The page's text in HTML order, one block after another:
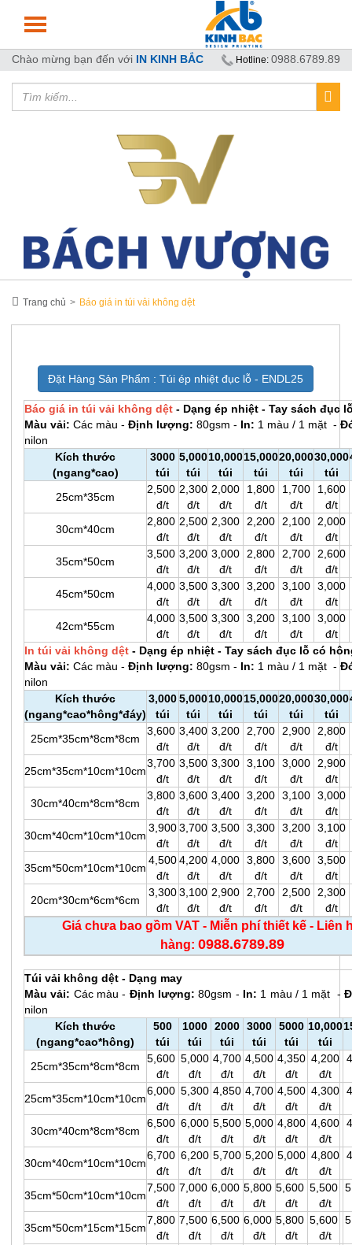
Chào mừng bạn đến với IN KINH BẮC Hotline: 0988.6789.89
Trang chủ Báo giá in túi vải không dệt
Đặt Hàng Sản Phẩm : Túi ép nhiệt đục lỗ - ENDL25
Báo giá in túi vải không dệt - Dạng ép nhiệt - Tay sách đục
Màu vải: Các màu - Định lượng: 80gsm - In: 1 màu / 1 mặt -
nilon
Kích thước
(ngang*cao)
3000
túi
5,000
túi
10,000
túi
15,000
túi
20,000
túi
30,000
túi
25cm*35cm
2,500
đ/t
2,300
đ/t
2,000
đ/t
1,800
đ/t
1,700
đ/t
1,600
đ/t
30cm*40cm
2,800
đ/t
2,500
đ/t
2,300
đ/t
2,200
đ/t
2,100
đ/t
2,000
đ/t
35cm*50cm
3,500
đ/t
3,200
đ/t
3,000
đ/t
2,800
đ/t
2,700
đ/t
2,600
đ/t
45cm*50cm
4,000
đ/t
3,500
đ/t
3,300
đ/t
3,200
đ/t
3,100
đ/t
3,000
đ/t
42cm*55cm
4,000
đ/t
3,500
đ/t
3,300
đ/t
3,200
đ/t
3,100
đ/t
3,000
đ/t
In túi vải không dệt - Dạng ép nhiệt - Tay sách đục lỗ có
Màu vải: Các màu - Định lượng: 80gsm - In: 1 màu / 1 mặt -
nilon
Kích thước
(ngang*cao*hông*đáy)
3,000
túi
5,000
túi
10,000
túi
15,000
túi
20,000
túi
30,000
túi
25cm*35cm*8cm*8cm
3,600
đ/t
3,400
đ/t
3,200
đ/t
2,700
đ/t
2,900
đ/t
2,800
đ/t
25cm*35cm*10cm*10cm
3,700
đ/t
3,500
đ/t
3,300
đ/t
3,100
đ/t
3,000
đ/t
2,900
đ/t
30cm*40cm*8cm*8cm
3,800
đ/t
3,600
đ/t
3,400
đ/t
3,200
đ/t
3,100
đ/t
3,000
đ/t
30cm*40cm*10cm*10cm
3,900
đ/t
3,700
đ/t
3,500
đ/t
3,300
đ/t
3,200
đ/t
3,100
đ/t
35cm*50cm*10cm*10cm
4,500
đ/t
4,200
đ/t
4,000
đ/t
3,800
đ/t
3,600
đ/t
3,500
đ/t
20cm*30cm*6cm*6cm
3,300
đ/t
3,100
đ/t
2,900
đ/t
2,700
đ/t
2,500
đ/t
2,300
đ/t
Giá chưa bao gồm VAT - Miễn phí thiết kế - Liên
hàng: 0988.6789.89
Túi vải không dệt - Dạng may
Màu vải: Các màu - Định lượng: 80gsm - In: 1 màu / 1 mặt -
nilon
Kích thước
(ngang*cao*hông)
500
túi
1000
túi
2000
túi
3000
túi
5000
túi
10,000
túi
25cm*35cm*8cm*8cm
5,600
đ/t
5,000
đ/t
4,700
đ/t
4,500
đ/t
4,350
đ/t
4,200
đ/t
25cm*35cm*10cm*10cm
6,000
đ/t
5,300
đ/t
4,850
đ/t
4,700
đ/t
4,500
đ/t
4,300
đ/t
30cm*40cm*8cm*8cm
6,500
đ/t
6,000
đ/t
5,500
đ/t
5,000
đ/t
4,800
đ/t
4,600
đ/t
30cm*40cm*10cm*10cm
6,700
đ/t
6,200
đ/t
5,700
đ/t
5,200
đ/t
5,000
đ/t
4,800
đ/t
35cm*50cm*10cm*10cm
7,500
đ/t
7,000
đ/t
6,000
đ/t
5,800
đ/t
5,600
đ/t
5,500
đ/t
35cm*50cm*15cm*15cm
7,800
đ/t
7,500
đ/t
6,500
đ/t
6,000
đ/t
5,800
đ/t
5,600
đ/t